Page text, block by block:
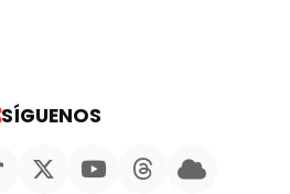
SÍGUENOS